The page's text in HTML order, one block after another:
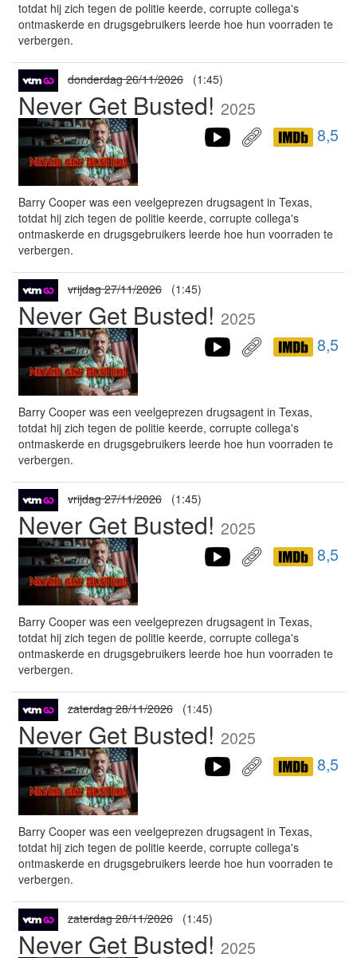
totdat hij zich tegen de politie keerde, corrupte collega's
ontmaskerde en drugsgebruikers leerde hoe hun voorraden te
verbergen.
donderdag 26/11/2026 (1:45)
Never Get Busted! 2025
8,5
Barry Cooper was een veelgeprezen drugsagent in Texas,
totdat hij zich tegen de politie keerde, corrupte collega's
ontmaskerde en drugsgebruikers leerde hoe hun voorraden te
verbergen.
vrijdag 27/11/2026 (1:45)
Never Get Busted! 2025
8,5
Barry Cooper was een veelgeprezen drugsagent in Texas,
totdat hij zich tegen de politie keerde, corrupte collega's
ontmaskerde en drugsgebruikers leerde hoe hun voorraden te
verbergen.
vrijdag 27/11/2026 (1:45)
Never Get Busted! 2025
8,5
Barry Cooper was een veelgeprezen drugsagent in Texas,
totdat hij zich tegen de politie keerde, corrupte collega's
ontmaskerde en drugsgebruikers leerde hoe hun voorraden te
verbergen.
zaterdag 28/11/2026 (1:45)
Never Get Busted! 2025
8,5
Barry Cooper was een veelgeprezen drugsagent in Texas,
totdat hij zich tegen de politie keerde, corrupte collega's
ontmaskerde en drugsgebruikers leerde hoe hun voorraden te
verbergen.
zaterdag 28/11/2026 (1:45)
Never Get Busted! 2025